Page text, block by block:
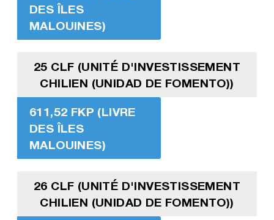
DES ÎLES
MALOUINES)
25 CLF (UNITÉ D'INVESTISSEMENT
CHILIEN (UNIDAD DE FOMENTO))
611,52 FKP (LIVRE
DES ÎLES
MALOUINES)
26 CLF (UNITÉ D'INVESTISSEMENT
CHILIEN (UNIDAD DE FOMENTO))